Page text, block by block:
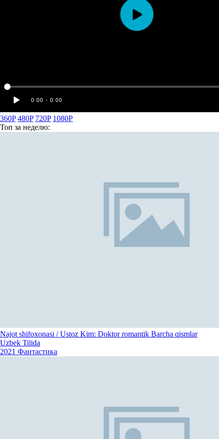
360P 480P 720P 1080P
Топ за неделю:
Najot shifoxonasi / Ustoz Kim: Doktor romantik Barcha qismlar
Uzbek Tilida
2021 Фантастика